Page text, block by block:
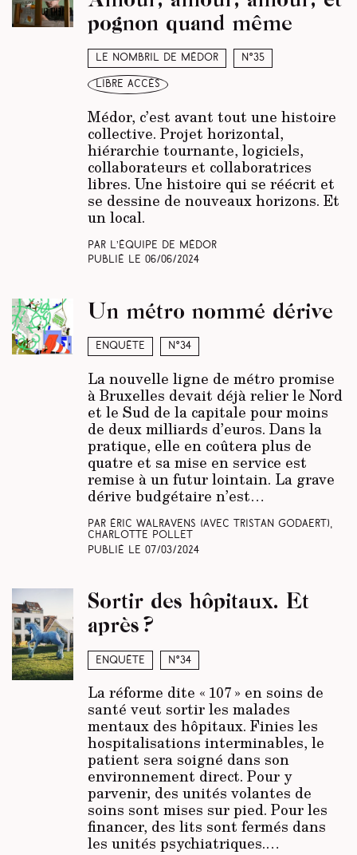
Le nombril de Médor N°35
libre accès
pognon quand même
Médor, c’est avant tout une histoire
collective. Projet horizontal,
hiérarchie tournante, logiciels,
collaborateurs et collaboratrices
libres. Une histoire qui se réécrit et
se dessine de nouveaux horizons. Et
un local.
Par L’équipe de Médor
Publié le 06/06/2024
Enquête N°34
Un métro nommé dérive
La nouvelle ligne de métro promise
à Bruxelles devait déjà relier le Nord
et le Sud de la capitale pour moins
de deux milliards d’euros. Dans la
pratique, elle en coûtera plus de
quatre et sa mise en service est
remise à un futur lointain. La grave
dérive budgétaire n’est…
Par Éric Walravens (avec Tristan Godaert),
Charlotte Pollet
Publié le 07/03/2024
Enquête N°34
Sortir des hôpitaux. Et
après ?
La réforme dite « 107 » en soins de
santé veut sortir les malades
mentaux des hôpitaux. Finies les
hospitalisations interminables, le
patient sera soigné dans son
environnement direct. Pour y
parvenir, des unités volantes de
soins sont mises sur pied. Pour les
financer, des lits sont fermés dans
les unités psychiatriques.…